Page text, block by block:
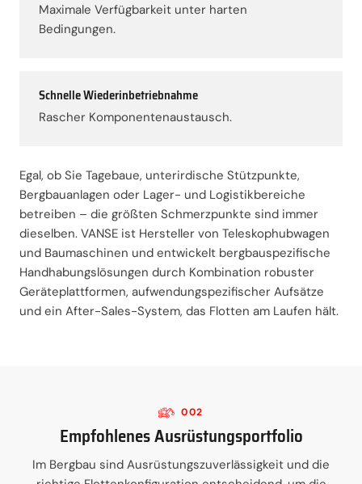
Maximale Verfügbarkeit unter harten
Bedingungen.
Schnelle Wiederinbetriebnahme
Rascher Komponentenaustausch.
Egal, ob Sie Tagebaue, unterirdische Stützpunkte,
Bergbauanlagen oder Lager- und Logistikbereiche
betreiben – die größten Schmerzpunkte sind immer
dieselben. VANSE ist Hersteller von Teleskophubwagen
und Baumaschinen und entwickelt bergbauspezifische
Handhabungslösungen durch Kombination robuster
Geräteplattformen, aufwendungspezifischer Aufsätze
und ein After-Sales-System, das Flotten am Laufen hält.
002
Empfohlenes Ausrüstungsportfolio
Im Bergbau sind Ausrüstungszuverlässigkeit und die